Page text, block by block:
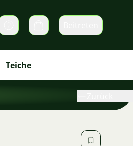
Warenkorb
Teiche